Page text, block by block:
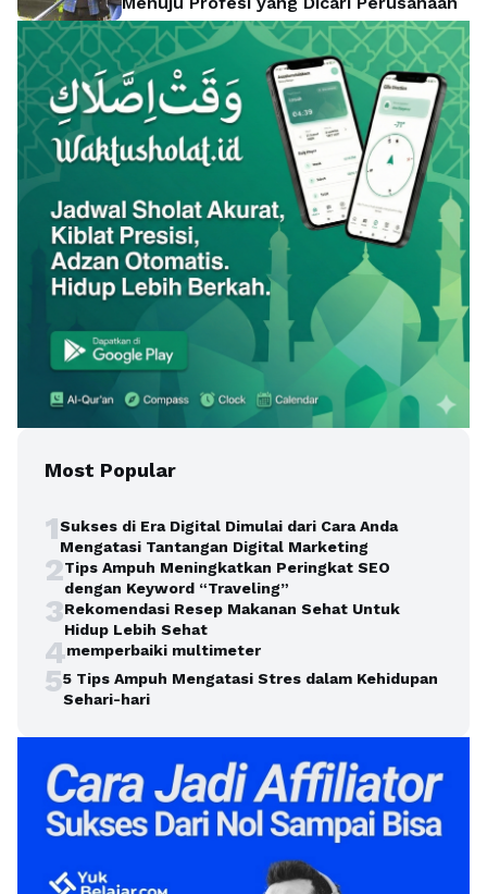
Most Popular
1Sukses di Era Digital Dimulai dari Cara Anda
Mengatasi Tantangan Digital Marketing
2Tips Ampuh Meningkatkan Peringkat SEO
dengan Keyword “Traveling”
3Rekomendasi Resep Makanan Sehat Untuk
Hidup Lebih Sehat
4memperbaiki multimeter
55 Tips Ampuh Mengatasi Stres dalam Kehidupan
Sehari-hari